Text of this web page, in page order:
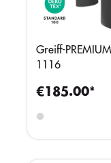
Greiff-
1116
€185.00*